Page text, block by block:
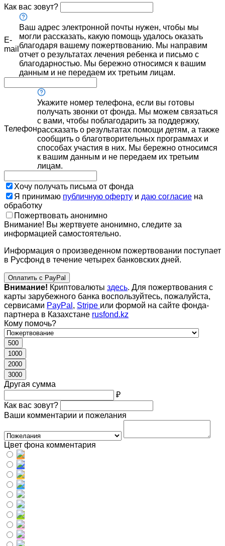
Как вас зовут?
E-
mail
Ваш адрес электронной почты нужен, чтобы мы
могли рассказать, какую помощь удалось оказать
благодаря вашему пожертвованию. Мы направим
отчет о результатах лечения ребенка и письмо с
благодарностью. Мы бережно относимся к вашим
данным и не передаем их третьим лицам.
Телефон
Укажите номер телефона, если вы готовы
получать звонки от фонда. Мы можем связаться
с вами, чтобы поблагодарить за поддержку,
рассказать о результатах помощи детям, а также
сообщить о благотворительных программах и
способах участия в них. Мы бережно относимся
к вашим данным и не передаем их третьим
лицам.
Хочу получать письма от фонда
Я принимаю публичную оферту и даю согласие на
обработку
Пожертвовать анонимно
Внимание! Вы жертвуете анонимно, следите за
информацией самостоятельно.
Информация о произведенном пожертвовании поступает
в Русфонд в течение четырех банковских дней.
Оплатить с PayPal
Внимание! Криптовалюты здесь. Для пожертвования с
карты зарубежного банка воспользуйтесь, пожалуйста,
сервисами PayPal , Stripe или формой на сайте фонда-
партнера в Казахстане rusfond.kz
Кому помочь?
500
1000
2000
3000
Другая сумма
₽
Как вас зовут?
Ваши комментарии и пожелания
Цвет фона комментария